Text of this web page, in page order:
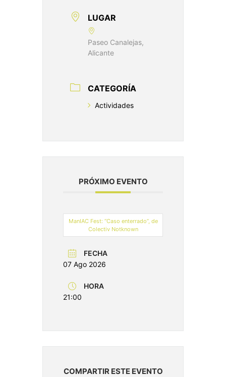
LUGAR
Paseo Canalejas,
Alicante
CATEGORÍA
Actividades
PRÓXIMO EVENTO
ManIAC Fest: “Caso enterrado”, de
Colectiv Notknown
FECHA
07 Ago 2026
HORA
21:00
COMPARTIR ESTE EVENTO